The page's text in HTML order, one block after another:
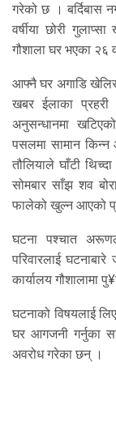
गरेको छ । बर्दिबास
वर्षीया छोरी
गौशाला घर भएका २६
आफ्नै घर अगाडि
खबर ईलाका प्रहरी
अनुसन्धानमा
पसलमा सामान किन्न
तौलियाले घाँटी
सोमबार साँझ शव
फालेको खुल्न आएको
घटना पश्चात
परिवारलाई
कार्यालय गौशालामा
घटनाको विषयलाई
घर आगजनी गर्नुका
अवरोध गरेका छन् ।